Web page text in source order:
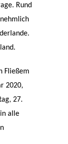
Rund
Inland.
Fließem
2020,
27.
alle